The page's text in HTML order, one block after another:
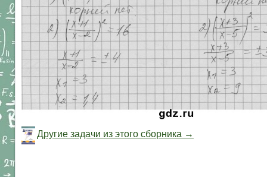
Другие задачи из этого сборника →